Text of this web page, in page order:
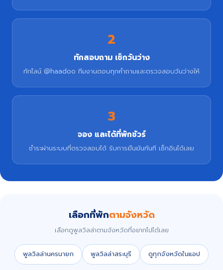
2
ทักสอบถาม เช็กวันว่าง
ทักไลน์ @haadoo ทีมงานตอบทุกคำถามและตรวจสอบวันว่างให้
3
จอง และได้ที่พักชัวร์
ชำระผ่านระบบที่ตรวจสอบได้ รับการยืนยันทันที เช็กอินได้เลย
เลือกที่พักตามจังหวัด
เลือกดูพูลวิลล่าตามจังหวัดที่อยากไปได้เลย
พูลวิลล่านครนายก พูลวิลล่าสระบุรี ดูทุกจังหวัดในแอป